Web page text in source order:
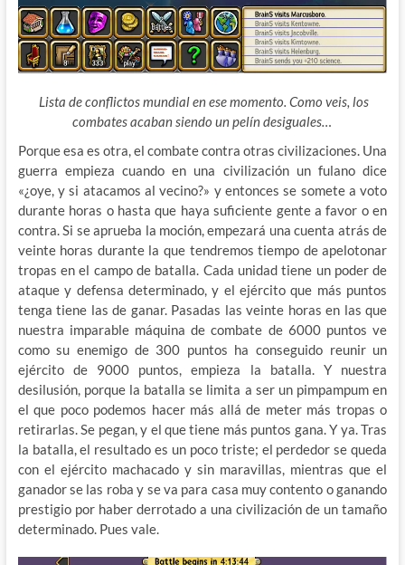
Lista de conflictos mundial en ese momento. Como veis, los
combates acaban siendo un pelín desiguales…
Porque esa es otra, el combate contra otras civilizaciones. Una
guerra empieza cuando en una civilización un fulano dice
«¿oye, y si atacamos al vecino?» y entonces se somete a voto
durante horas o hasta que haya suficiente gente a favor o en
contra. Si se aprueba la moción, empezará una cuenta atrás de
veinte horas durante la que tendremos tiempo de apelotonar
tropas en el campo de batalla. Cada unidad tiene un poder de
ataque y defensa determinado, y el ejército que más puntos
tenga tiene las de ganar. Pasadas las veinte horas en las que
nuestra imparable máquina de combate de 6000 puntos ve
como su enemigo de 300 puntos ha conseguido reunir un
ejército de 9000 puntos, empieza la batalla. Y nuestra
desilusión, porque la batalla se limita a ser un pimpampum en
el que poco podemos hacer más allá de meter más tropas o
retirarlas. Se pegan, y el que tiene más puntos gana. Y ya. Tras
la batalla, el resultado es un poco triste; el perdedor se queda
con el ejército machacado y sin maravillas, mientras que el
ganador se las roba y se va para casa muy contento o ganando
prestigio por haber derrotado a una civilización de un tamaño
determinado. Pues vale.